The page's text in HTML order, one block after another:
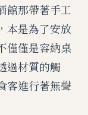
館那帶著手工
本是為了安放
僅僅是容納桌
過材質的觸
客進行著無聲